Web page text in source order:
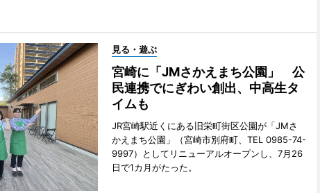
見る・遊ぶ
宮崎に「JMさかえまち公園」 公
民連携でにぎわい創出、中高生タ
イムも
JR宮崎駅近くにある旧栄町街区公園が「JMさ
かえまち公園」（宮崎市別府町、TEL 0985-74-
9997）としてリニューアルオープンし、7月26
日で1カ月がたった。